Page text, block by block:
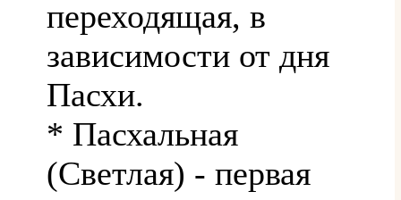
переходящая, в
зависимости от дня
Пасхи.
* Пасхальная
(Светлая) - первая